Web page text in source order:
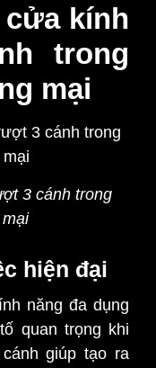
kính
trong
mại
3 cánh trong
hiện đại
năng đa dụng
quan trọng khi
giúp tạo ra